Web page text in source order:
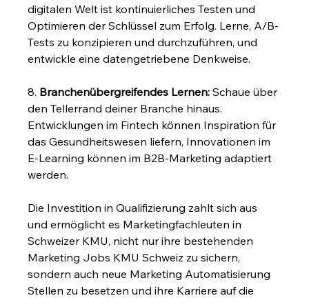
digitalen Welt ist kontinuierliches Testen und
Optimieren der Schlüssel zum Erfolg. Lerne, A/B-
Tests zu konzipieren und durchzuführen, und
entwickle eine datengetriebene Denkweise.
8. Branchenübergreifendes Lernen: Schaue über
den Tellerrand deiner Branche hinaus.
Entwicklungen im Fintech können Inspiration für
das Gesundheitswesen liefern, Innovationen im
E-Learning können im B2B-Marketing adaptiert
werden.
Die Investition in Qualifizierung zahlt sich aus
und ermöglicht es Marketingfachleuten in
Schweizer KMU, nicht nur ihre bestehenden
Marketing Jobs KMU Schweiz zu sichern,
sondern auch neue Marketing Automatisierung
Stellen zu besetzen und ihre Karriere auf die